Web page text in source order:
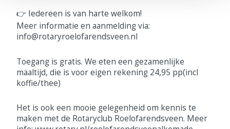
👉 Iedereen is van harte welkom!
Meer informatie en aanmelding via:
info@rotaryroelofarendsveen.nl
Toegang is gratis. We eten een gezamenlijke
maaltijd, die is voor eigen rekening 24,95 pp(incl
koffie/thee)
Het is ook een mooie gelegenheid om kennis te
maken met de Rotaryclub Roelofarendsveen. Meer